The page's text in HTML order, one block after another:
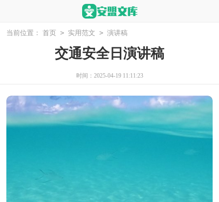
当前位置： 首页 > 实用范文 > 演讲稿
交通安全日演讲稿
时间：2025-04-19 11:11:23